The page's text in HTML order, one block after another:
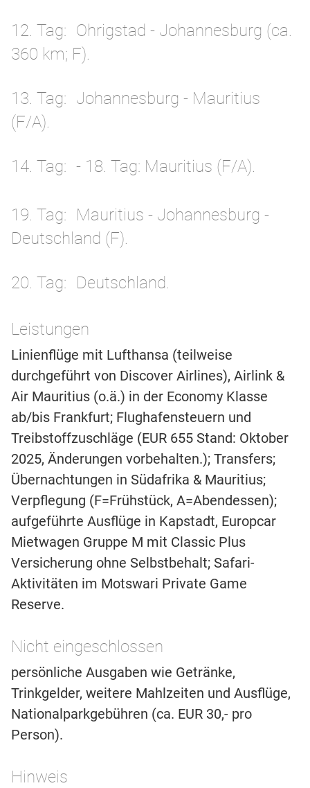
12. Tag
Ohrigstad - Johannesburg (ca.
360 km; F).
13. Tag
Johannesburg - Mauritius
(F/A).
14. Tag - 18. Tag: Mauritius (F/A).
19. Tag
Mauritius - Johannesburg -
Deutschland (F).
20. Tag Deutschland.
Leistungen
Linienflüge mit Lufthansa (teilweise
durchgeführt von Discover Airlines), Airlink &
Air Mauritius (o.ä.) in der Economy Klasse
ab/bis Frankfurt; Flughafensteuern und
Treibstoffzuschläge (EUR 655 Stand: Oktober
2025, Änderungen vorbehalten.); Transfers;
Übernachtungen in Südafrika & Mauritius;
Verpflegung (F=Frühstück, A=Abendessen);
aufgeführte Ausflüge in Kapstadt, Europcar
Mietwagen Gruppe M mit Classic Plus
Versicherung ohne Selbstbehalt; Safari-
Aktivitäten im Motswari Private Game
Reserve.
Nicht eingeschlossen
persönliche Ausgaben wie Getränke,
Trinkgelder, weitere Mahlzeiten und Ausflüge,
Nationalparkgebühren (ca. EUR 30,- pro
Person).
Hinweis